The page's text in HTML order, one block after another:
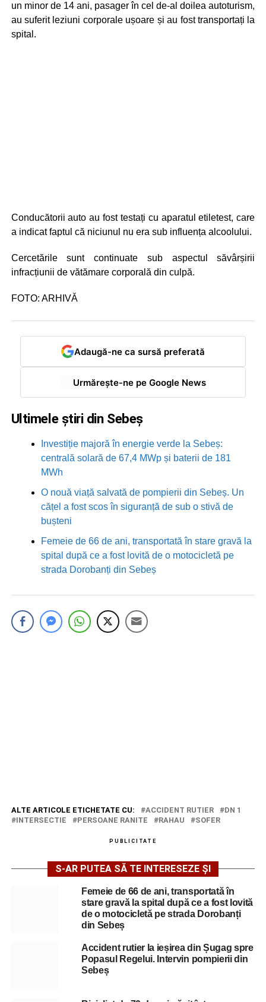
un minor de 14 ani, pasager în cel de-al doilea autoturism,
au suferit leziuni corporale ușoare și au fost transportați la
spital.
Conducătorii auto au fost testați cu aparatul etiletest, care
a indicat faptul că niciunul nu era sub influența alcoolului.
Cercetările sunt continuate sub aspectul săvârșirii
infracțiunii de vătămare corporală din culpă.
FOTO: ARHIVĂ
Adaugă-ne ca sursă preferată
Urmărește-ne pe Google News
Ultimele știri din Sebeș
Investiție majoră în energie verde la Sebeș:
centrală solară de 67,4 MWp și baterii de 181
MWh
O nouă viață salvată de pompierii din Sebeș. Un
cățel a fost scos în siguranță de sub o stivă de
bușteni
Femeie de 66 de ani, transportată în stare gravă la
spital după ce a fost lovită de o motocicletă pe
strada Dorobanți din Sebeș
ALTE ARTICOLE ETICHETATE CU: ACCIDENT RUTIER
DN 1
INTERSECTIE
PERSOANE RANITE RAHAU SOFER
PUBLICITATE
S-AR PUTEA SĂ TE INTERESEZE ȘI
Femeie de 66 de ani, transportată în
stare gravă la spital după ce a fost lovită
de o motocicletă pe strada Dorobanți
din Sebeș
Accident rutier la ieșirea din Șugag spre
Popasul Regelui. Intervin pompierii din
Sebeș